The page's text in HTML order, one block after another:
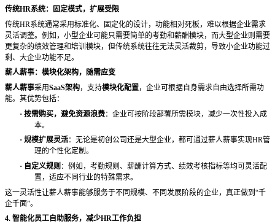
传统HR系统：固定模式，扩展受限
传统HR系统通常采用标准化、固定化的设计，功能相对死板，难以根据企业需求
灵活调整。例如，小型企业可能只需要简单的考勤和薪酬模块，而大型企业则需要
更复杂的绩效管理和培训模块，但传统系统往往无法灵活裁剪，导致小企业功能过
剩、大企业功能不足。
薪人薪事：模块化架构，随需应变
薪人薪事采用SaaS架构，支持模块化配置，企业可根据自身需求自由选择所需功
能。其优势包括：
· 按需购买，避免资源浪费：企业可按阶段部署所需模块，减少一次性投入成
本。
· 规模扩展灵活：无论是初创公司还是大型企业，都可通过薪人薪事实现HR管
理的个性化定制。
· 自定义规则 ：例如，考勤规则、薪酬计算方式、绩效考核指标等均可灵活配
置，适应不同行业的特殊需求。
这一灵活性让薪人薪事能够服务于不同规模、不同发展阶段的企业，真正做到 “千
企千面”。
4. 智能化员工自助服务，减少HR工作负担